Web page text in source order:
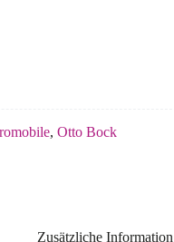
, Otto Bock
Zusätzliche Information